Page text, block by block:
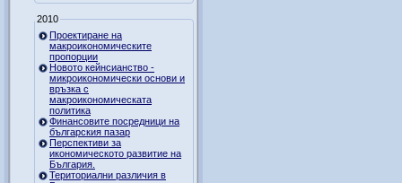
2010
Проектиране на
макроикономическите
пропорции
Новото кейнсианство -
микроикономически основи и
връзка с
макроикономическата
политика
Финансовите посредници на
българския пазар
Перспективи за
икономическото развитие на
България.
Териториални различия в